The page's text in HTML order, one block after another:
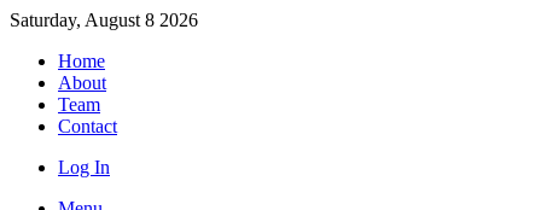
Saturday, August 8 2026
Home
About
Team
Contact
Log In